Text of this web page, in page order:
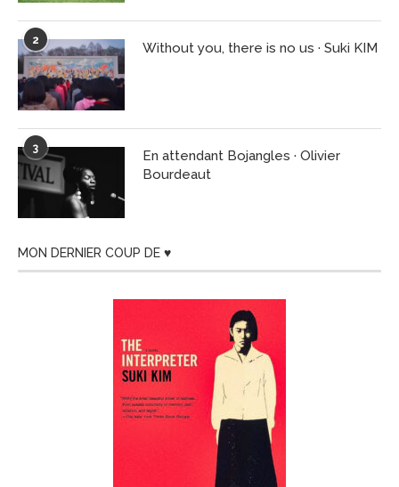
2 Without you, there is no us · Suki KIM
3
En attendant Bojangles · Olivier
Bourdeaut
MON DERNIER COUP DE ♥